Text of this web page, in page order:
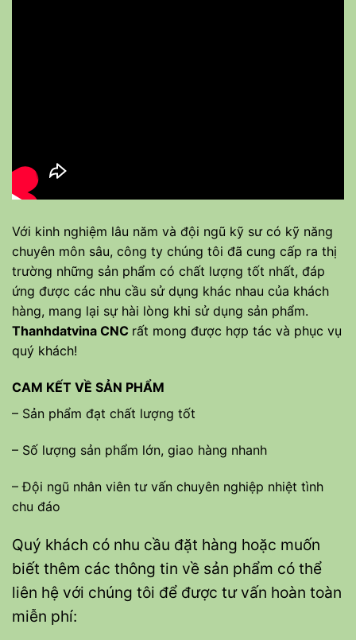
Với kinh nghiệm lâu năm và đội ngũ kỹ sư có kỹ năng
chuyên môn sâu, công ty chúng tôi đã cung cấp ra thị
trường những sản phẩm có chất lượng tốt nhất, đáp
ứng được các nhu cầu sử dụng khác nhau của khách
hàng, mang lại sự hài lòng khi sử dụng sản phẩm.
Thanhdatvina CNC rất mong được hợp tác và phục vụ
quý khách!
CAM KẾT VỀ SẢN PHẨM
– Sản phẩm đạt chất lượng tốt
– Số lượng sản phẩm lớn, giao hàng nhanh
– Đội ngũ nhân viên tư vấn chuyên nghiệp nhiệt tình
chu đáo
Quý khách có nhu cầu đặt hàng hoặc muốn
biết thêm các thông tin về sản phẩm có thể
liên hệ với chúng tôi để được tư vấn hoàn toàn
miễn phí: